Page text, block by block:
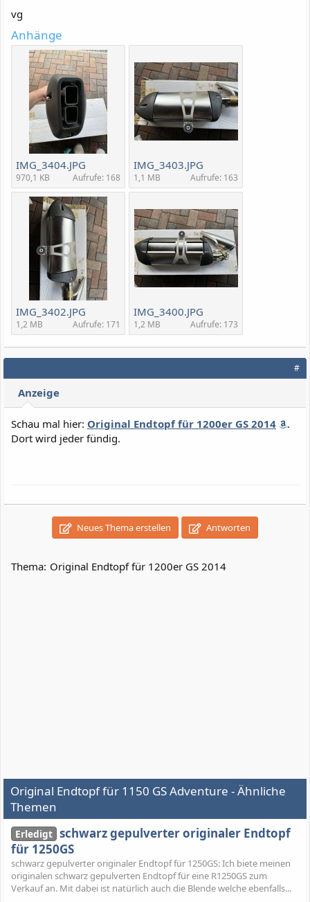
vg
Anhänge
IMG_3404.JPG
970,1 KB Aufrufe: 168
IMG_3403.JPG
1,1 MB Aufrufe: 163
IMG_3402.JPG
1,2 MB Aufrufe: 171
IMG_3400.JPG
1,2 MB Aufrufe: 173
#
Anzeige
Schau mal hier: Original Endtopf für 1200er GS 2014
.
Dort wird jeder fündig.
Neues Thema erstellen Antworten
Thema: Original Endtopf für 1200er GS 2014
Original Endtopf für 1150 GS Adventure - Ähnliche
Themen
Erledigt schwarz gepulverter originaler Endtopf
für 1250GS
schwarz gepulverter originaler Endtopf für 1250GS: Ich biete meinen
originalen schwarz gepulverten Endtopf für eine R1250GS zum
Verkauf an. Mit dabei ist natürlich auch die Blende welche ebenfalls...